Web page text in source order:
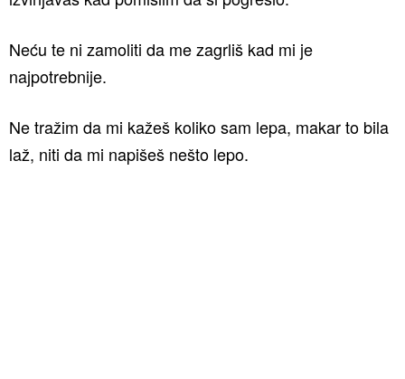
Neću te ni zamoliti da me zagrliš kad mi je
najpotrebnije.
Ne tražim da mi kažeš koliko sam lepa, makar to bila
laž, niti da mi napišeš nešto lepo.